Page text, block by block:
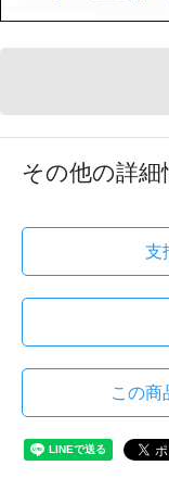
その他の詳細
支
この商